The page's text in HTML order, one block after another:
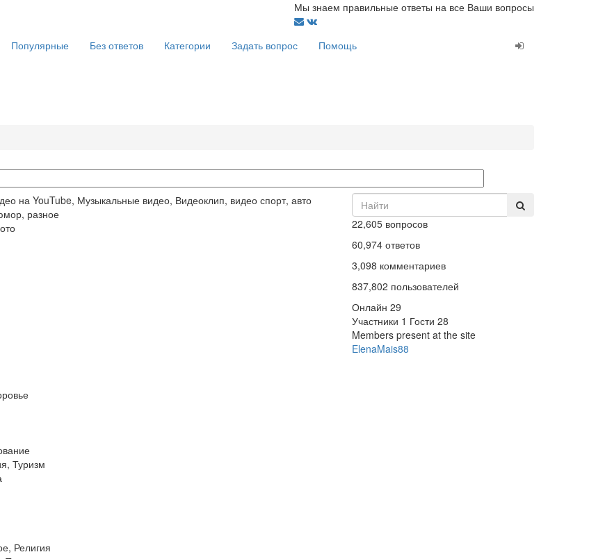
Мы знаем правильные ответы на все Ваши вопросы
Популярные Без ответов Категории Задать вопрос Помощь
на YouTube, Музыкальные видео, Видеоклип, видео спорт, авто
разное
Туризм
Религия
22,605вопросов
60,974ответов
3,098 комментариев
837,802 пользователей
Онлайн 29
Участники 1 Гости 28
Members present at the site
ElenaMais88